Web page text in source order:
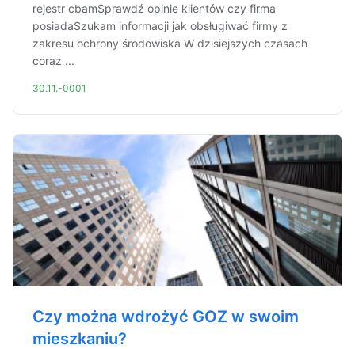
rejestr cbamSprawdź opinie klientów czy firma
posiadaSzukam informacji jak obsługiwać firmy z
zakresu ochrony środowiska W dzisiejszych czasach
coraz ...
30.11.-0001
Czy można wdrożyć GOZ w swoim
mieszkaniu?